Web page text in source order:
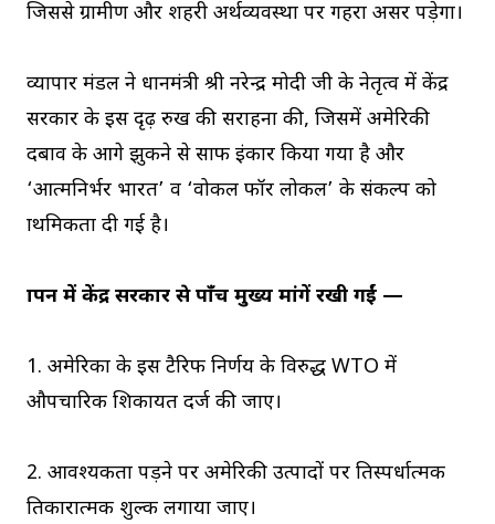
जिससे ग्रामीण और शहरी अर्थव्यवस्था पर गहरा असर पड़ेगा।
व्यापार मंडल ने प्रधानमंत्री श्री नरेन्द्र मोदी जी के नेतृत्व में केंद्र
सरकार के इस दृढ़ रुख की सराहना की, जिसमें अमेरिकी
दबाव के आगे झुकने से साफ इंकार किया गया है और
‘आत्मनिर्भर भारत’ व ‘वोकल फॉर लोकल’ के संकल्प को
प्राथमिकता दी गई है।
ज्ञापन में केंद्र सरकार से पाँच मुख्य मांगें रखी गईं —
1. अमेरिका के इस टैरिफ निर्णय के विरुद्ध WTO में
औपचारिक शिकायत दर्ज की जाए।
2. आवश्यकता पड़ने पर अमेरिकी उत्पादों पर प्रतिस्पर्धात्मक
प्रतिकारात्मक शुल्क लगाया जाए।